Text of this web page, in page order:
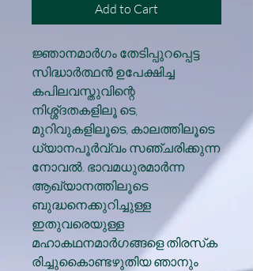
Add to Cart
ജ്ഞാനമാർഗം തേടിപ്പുറപ്പെട്ട
സിദ്ധാർത്ഥൻ ഉപേക്ഷിച്ച
കപിലവസ്തുവിന്റെ
നിശ്ശ്ദതകളിലൂ ടെ,
മുറിവുകളിലൂടെ, കാലത്തിലൂടെ
ധ്യാനപൂർവ്വം സഞ്ചരിക്കുന്ന
നോവൽ. ഭാവമധുരമാർന്ന
ആഖ്യാനത്തിലൂടെ
ബുദ്ധനെക്കുറിച്ചുള്ള
ഇതുവരെയുള്ള
മഹാകഥനമാർഗങ്ങളെ തിരസ്‌ക
രിച്ചുകൊെണ്ടഴുതിയ ഞാനും